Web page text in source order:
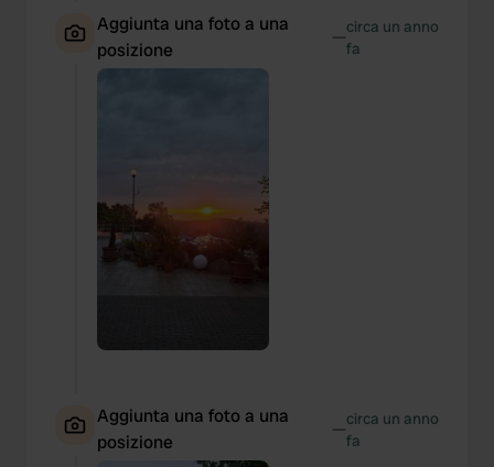
Aggiunta una foto a una
posizione
—circa un anno
fa
Aggiunta una foto a una
posizione
—circa un anno
fa